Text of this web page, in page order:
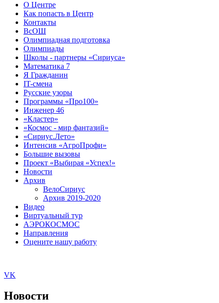
О Центре
Как попасть в Центр
Контакты
ВсОШ
Олимпиадная подготовка
Олимпиады
Школы - партнеры «Сириуса»
Математика 7
Я Гражданин
IT-смена
Русские узоры
Программы «Про100»
Инженер 46
«Кластер»
«Космос - мир фантазий»
«Сириус.Лето»
Интенсив «АгроПрофи»‎
Большие вызовы
Проект «Выбирая «Успех!»
Новости
Архив
ВелоСириус
Архив 2019-2020
Видео
Виртуальный тур
АЭРОКОСМОС
Направления
Оцените нашу работу
VK
Новости